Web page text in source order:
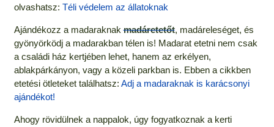
olvashatsz: Téli védelem az állatoknak
Ajándékozz a madaraknakmadáretetőt, madáreleséget, és
gyönyörködj a madarakban télen is! Madarat etetni nem csak
a családi ház kertjében lehet, hanem az erkélyen,
ablakpárkányon, vagy a közeli parkban is. Ebben a cikkben
etetési ötleteket találhatsz: Adj a madaraknak is karácsonyi
ajándékot!
Ahogy rövidülnek a nappalok, úgy fogyatkoznak a kerti